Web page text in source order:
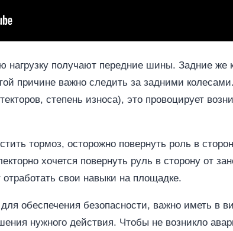
получают передние шины. Задние же
причине важно следить за задними
степень износа), это провоцирует
тормоз, осторожно повернуть роль в
хочется повернуть руль в сторону от
свои навыки на площадке.
обеспечения безопасности, важно иметь в
нужного действия. Чтобы не возникло